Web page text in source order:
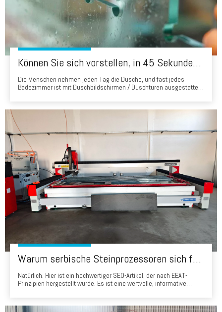
Können Sie sich vorstellen, in 45 Sekunden ein Badglas zu produzieren? Wasserstrahl -Schneidglaslösung
Die Menschen nehmen jeden Tag die Dusche, und fast jedes
Badezimmer ist mit Duschbildschirmen / Duschtüren ausgestattet,
Badezimmerbildschirm hergestellt wird. 1.MoSture-Proof Board Das
erste Material, das Ihnen vorgestellt wurde, ist das MO
Warum serbische Steinprozessoren sich für Head Waterjets entscheiden: Eine Erfolgsgeschichte von 'Made in China'
Natürlich. Hier ist ein hochwertiger SEO-Artikel, der nach EEAT-
Prinzipien hergestellt wurde. Es ist eine wertvolle, informative
Head Water Jet demonstriert. Warum serbische Steinprozessoren